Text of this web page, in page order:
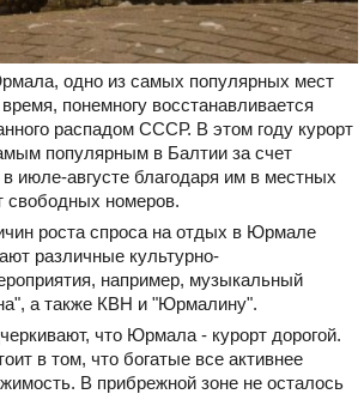
одно из самых популярных мест
понемногу восстанавливается
распадом СССР. В этом году курорт
популярным в Балтии за счет
июле-августе благодаря им в местных
свободных номеров.
роста спроса на отдых в Юрмале
различные культурно-
например, музыкальный
а также КВН и "Юрмалину".
что Юрмала - курорт дорогой.
в том, что богатые все активнее
В прибрежной зоне не осталось